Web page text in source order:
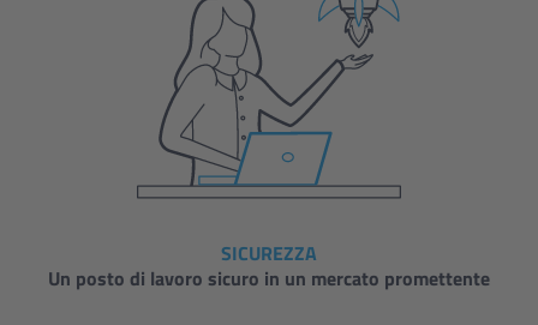
SICUREZZA
Un posto di lavoro sicuro in un mercato promettente